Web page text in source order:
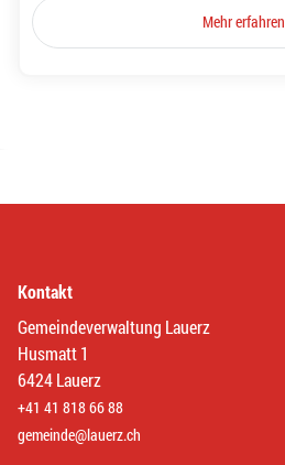
Mehr erfahren
Kontakt
Gemeindeverwaltung Lauerz
Husmatt 1
6424 Lauerz
+41 41 818 66 88
gemeinde@lauerz.ch